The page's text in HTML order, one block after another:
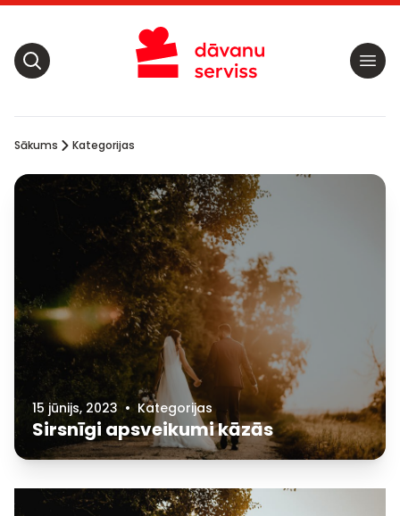
Sākums Kategorijas
15 jūnijs, 2023 • Kategorijas
Sirsnīgi apsveikumi kāzās